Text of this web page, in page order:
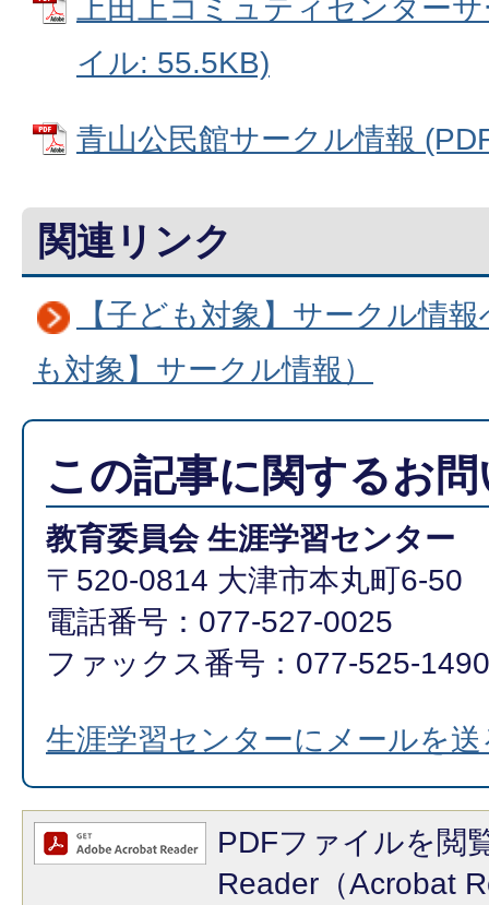
上田上コミュティセンター
イル: 55.5KB)
青山公民館サークル情報
関連リンク
【子ども対象】サークル情
も対象】サークル情報）
この記事に関するお
教育委員会 生涯学習センター
〒520-0814 大津市本丸町6-50
電話番号：077-527-0025
ファックス番号：077-525-1490
生涯学習センターにメールを送
PDFファイルを閲
Reader（Acrobat